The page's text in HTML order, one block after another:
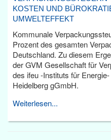
KOSTEN UND
UMWELTEFFEKT
Kommunale
Prozent des gesamten
Deutschland. Zu diesem
der GVM Gesellschaft für
des ifeu -Instituts für
Heidelberg gGmbH.
Weiterlesen...